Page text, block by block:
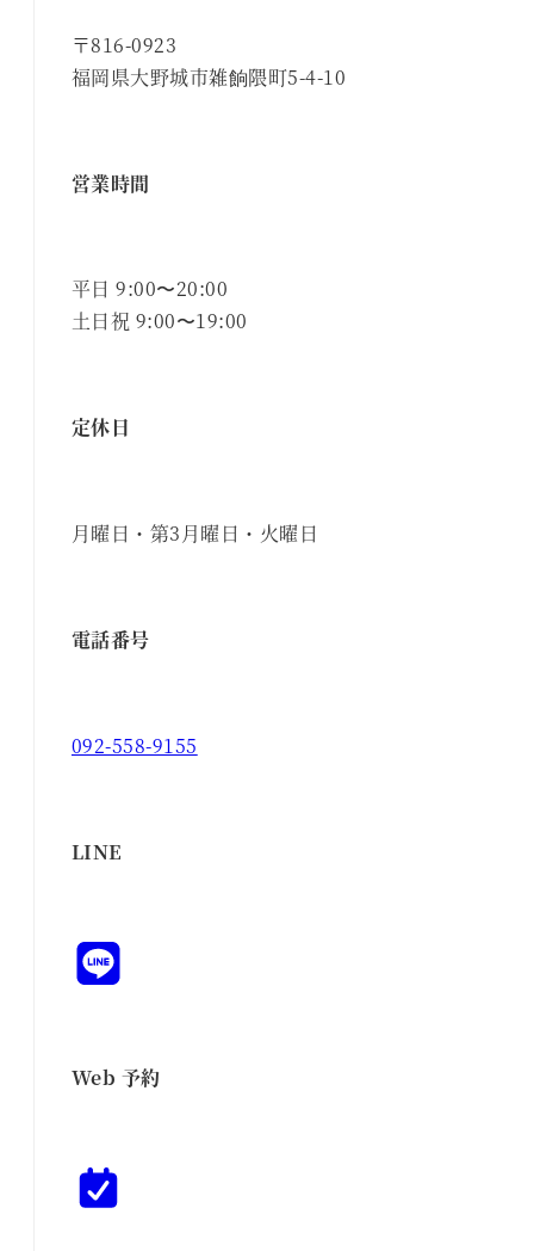
〒816-0923
福岡県大野城市雑餉隈町5-4-10
営業時間
平日 9:00〜20:00
土日祝 9:00〜19:00
定休日
月曜日・第3月曜日・火曜日
電話番号
092-558-9155
LINE
Web 予約